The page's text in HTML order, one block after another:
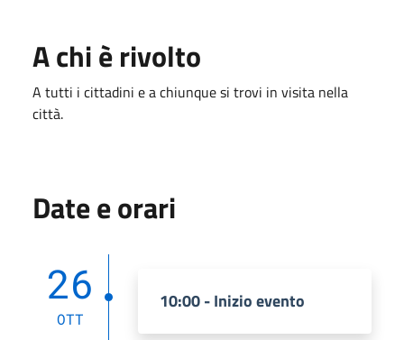
A chi è rivolto
A tutti i cittadini e a chiunque si trovi in visita nella
città.
Date e orari
26
OTT
10:00 - Inizio evento